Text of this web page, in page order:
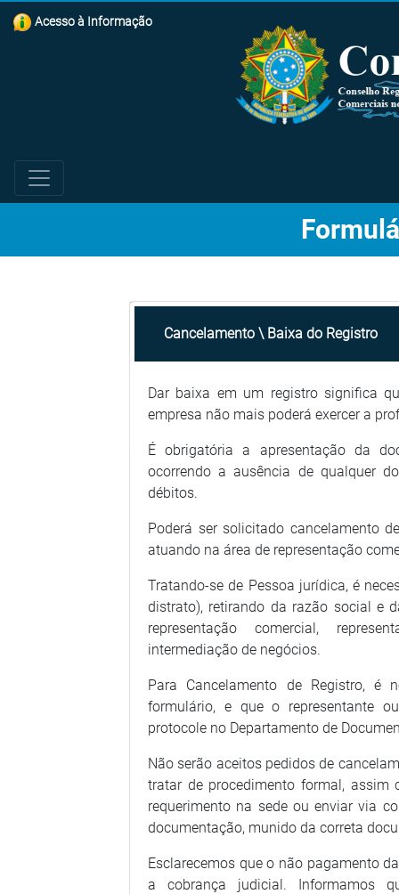
Acesso à Informação
Cancelamento \ Baixa do Registro
Dar baixa em um registro significa
empresa não mais poderá exercer a
É obrigatória a apresentação da
ocorrendo a ausência de qualquer
débitos.
Poderá ser solicitado cancelamento
atuando na área de representação
Tratando-se de Pessoa jurídica, é
distrato), retirando da razão social e
representação comercial,
intermediação de negócios.
Para Cancelamento de Registro, é
formulário, e que o representante
protocole no Departamento de
Não serão aceitos pedidos de
tratar de procedimento formal, assim
requerimento na sede ou enviar via
documentação, munido da correta
Esclarecemos que o não pagamento
a cobrança judicial. Informamos